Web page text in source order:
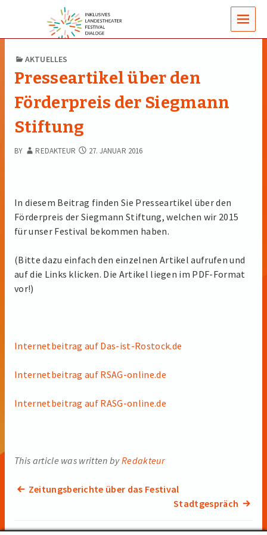
MENUS
AKTUELLES
Presseartikel über den
Förderpreis der Siegmann
Stiftung
BY REDAKTEUR 27. JANUAR 2016
In diesem Beitrag finden Sie Presseartikel über den
Förderpreis der Siegmann Stiftung, welchen wir 2015
für unser Festival bekommen haben.
(Bitte dazu einfach den einzelnen Artikel aufrufen und
auf die Links klicken. Die Artikel liegen im PDF-Format
vor!)
Internetbeitrag auf Das-ist-Rostock.de
Internetbeitrag auf RSAG-online.de
Internetbeitrag auf RASG-online.de
This article was written byRedakteur
Beitragsnavigation
Previous
Zeitungsberichte über das Festival
Stadtgespräch Next